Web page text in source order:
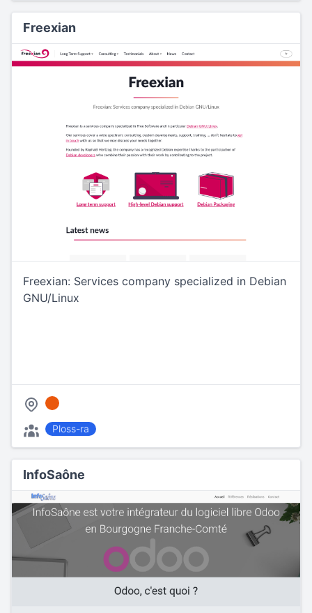
Freexian
Freexian: Services company specialized in Debian
GNU/Linux
Ploss-ra
InfoSaône